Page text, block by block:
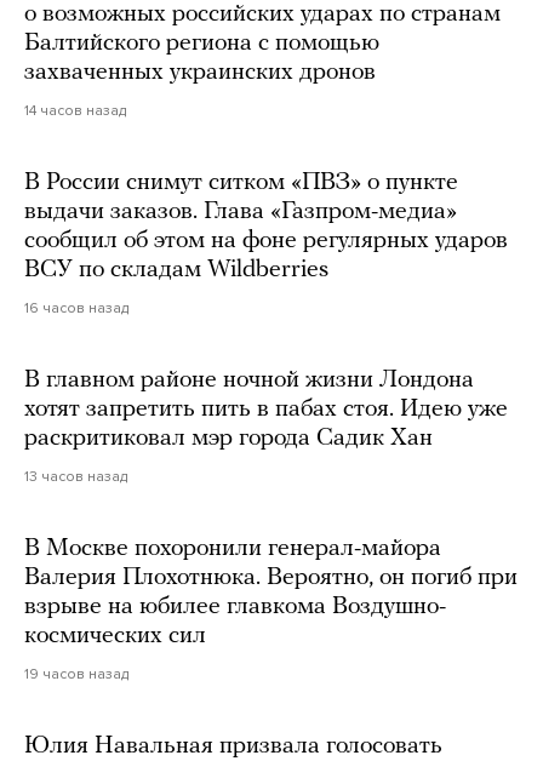
о возможных российских ударах по странам
Балтийского региона с помощью
захваченных украинских дронов
14 часов назад
В России снимут ситком «ПВЗ» о пункте
выдачи заказов. Глава «Газпром-медиа»
сообщил об этом на фоне регулярных ударов
ВСУ по складам Wildberries
16 часов назад
В главном районе ночной жизни Лондона
хотят запретить пить в пабах стоя. Идею уже
раскритиковал мэр города Садик Хан
13 часов назад
В Москве похоронили генерал-майора
Валерия Плохотнюка. Вероятно, он погиб при
взрыве на юбилее главкома Воздушно-
космических сил
19 часов назад
Юлия Навальная призвала голосовать